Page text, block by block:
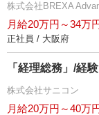
株式会社BREXA
月給20万円～34万
正社員 / 大阪府
「経理総務」/経
株式会社サニコン
月給20万円～40万